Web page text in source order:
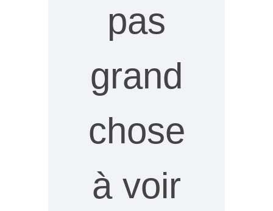
pas
grand
chose
à voir